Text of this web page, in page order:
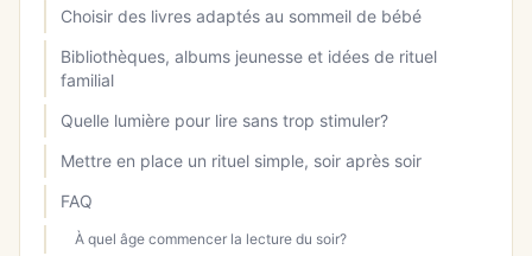
Choisir des livres adaptés au sommeil de bébé
Bibliothèques, albums jeunesse et idées de rituel
familial
Quelle lumière pour lire sans trop stimuler?
Mettre en place un rituel simple, soir après soir
FAQ
À quel âge commencer la lecture du soir?